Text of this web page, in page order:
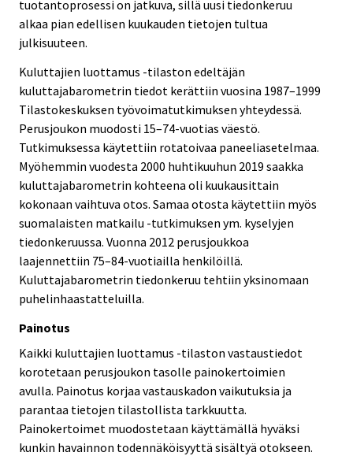
tuotantoprosessi on jatkuva, sillä uusi tiedonkeruu
alkaa pian edellisen kuukauden tietojen tultua
julkisuuteen.
Kuluttajien luottamus -tilaston edeltäjän
kuluttajabarometrin tiedot kerättiin vuosina 1987–1999
Tilastokeskuksen työvoimatutkimuksen yhteydessä.
Perusjoukon muodosti 15–74-vuotias väestö.
Tutkimuksessa käytettiin rotatoivaa paneeliasetelmaa.
Myöhemmin vuodesta 2000 huhtikuuhun 2019 saakka
kuluttajabarometrin kohteena oli kuukausittain
kokonaan vaihtuva otos. Samaa otosta käytettiin myös
suomalaisten matkailu -tutkimuksen ym. kyselyjen
tiedonkeruussa. Vuonna 2012 perusjoukkoa
laajennettiin 75–84-vuotiailla henkilöillä.
Kuluttajabarometrin tiedonkeruu tehtiin yksinomaan
puhelinhaastatteluilla.
Painotus
Kaikki kuluttajien luottamus -tilaston vastaustiedot
korotetaan perusjoukon tasolle painokertoimien
avulla. Painotus korjaa vastauskadon vaikutuksia ja
parantaa tietojen tilastollista tarkkuutta.
Painokertoimet muodostetaan käyttämällä hyväksi
kunkin havainnon todennäköisyyttä sisältyä otokseen.